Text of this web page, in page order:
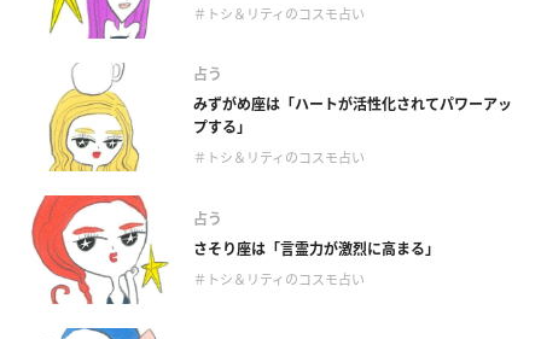
＃トシ＆リティのコスモ占い
占う
みずがめ座は「ハートが活性化されてパワーアッ
プする」
＃トシ＆リティのコスモ占い
占う
さそり座は「言霊力が激烈に高まる」
＃トシ＆リティのコスモ占い